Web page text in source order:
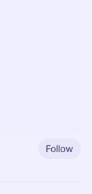
Follow